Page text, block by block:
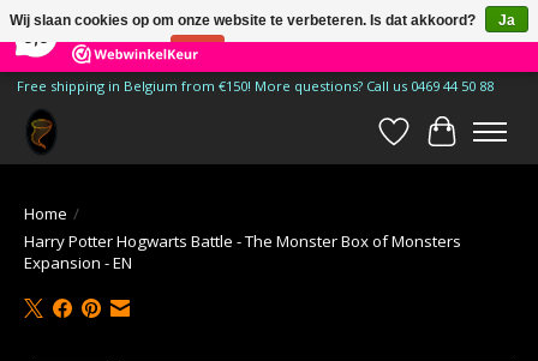
185 Reviews ×
Free shipping in Belgium from €150! More questions? Call us 0469 44 50 88
Verlanglijst
Home /
Harry Potter Hogwarts Battle - The Monster Box of Monsters
Expansion - EN
Wij slaan cookies op om onze website te verbeteren. Is dat akkoord?
Ja
Nee